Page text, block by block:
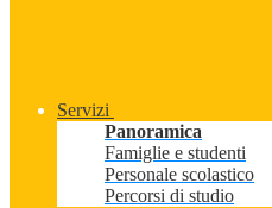
Servizi
Panoramica
Famiglie e studenti
Personale scolastico
Percorsi di studio